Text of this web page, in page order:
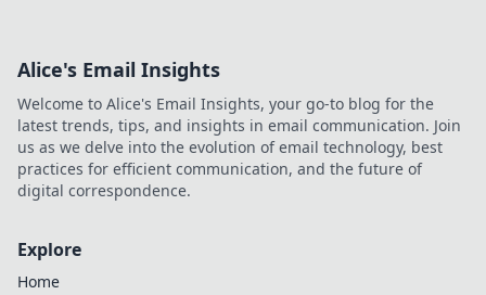
Alice's Email Insights
Welcome to Alice's Email Insights, your go-to blog for the
latest trends, tips, and insights in email communication. Join
us as we delve into the evolution of email technology, best
practices for efficient communication, and the future of
digital correspondence.
Explore
Home